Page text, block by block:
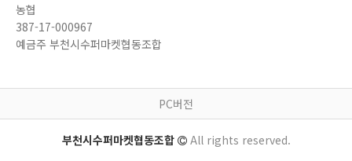
농협
387-17-000967
예금주 부천시수퍼마켓협동조합
PC버전
부천시수퍼마켓협동조합 All rights reserved.